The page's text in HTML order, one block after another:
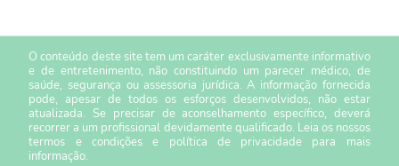
O conteúdo deste site tem um caráter exclusivamente informativo
e de entretenimento, não constituindo um parecer médico, de
saúde, segurança ou assessoria jurídica. A informação fornecida
pode, apesar de todos os esforços desenvolvidos, não estar
atualizada. Se precisar de aconselhamento específico, deverá
recorrer a um profissional devidamente qualificado. Leia os nossos
termos e condiçõese política de privacidade para mais
informação.